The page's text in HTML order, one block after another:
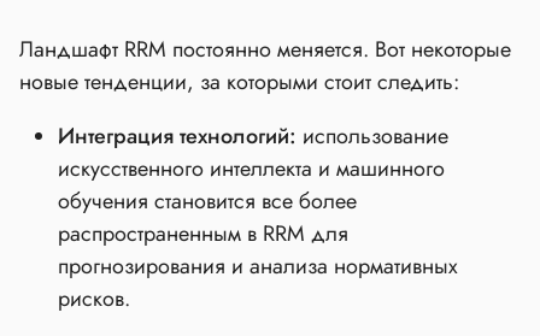
Ландшафт RRM постоянно меняется. Вот некоторые
новые тенденции, за которыми стоит следить:
Интеграция технологий: использование
искусственного интеллекта и машинного
обучения становится все более
распространенным в RRM для
прогнозирования и анализа нормативных
рисков.